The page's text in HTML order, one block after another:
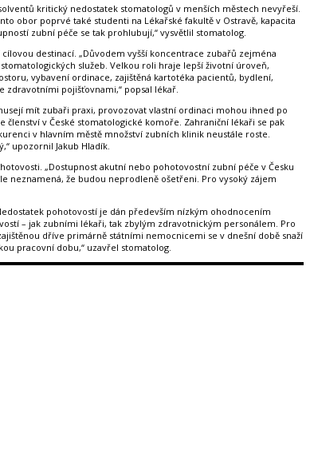
kritický nedostatek stomatologů v menších městech nevyřeší.
obor poprvé také studenti na Lékařské fakultě v Ostravě, kapacita
zubní péče se tak prohlubují,“ vysvětlil stomatolog.
destinací. „Důvodem vyšší koncentrace zubařů zejména
služeb. Velkou roli hraje lepší životní úroveň,
vybavení ordinace, zajištěná kartotéka pacientů, bydlení,
zdravotními pojišťovnami,“ popsal lékař.
mít zubaři praxi, provozovat vlastní ordinaci mohou ihned po
v České stomatologické komoře. Zahraniční lékaři se pak
v hlavním městě množství zubních klinik neustále roste.
upozornil Jakub Hladík.
„Dostupnost akutní nebo pohotovostní zubní péče v Česku
neznamená, že budou neprodleně ošetřeni. Pro vysoký zájem
pohotovostí je dán především nízkým ohodnocením
– jak zubními lékaři, tak zbylým zdravotnickým personálem. Pro
dříve primárně státními nemocnicemi se v dnešní době snaží
pracovní dobu,“ uzavřel stomatolog.